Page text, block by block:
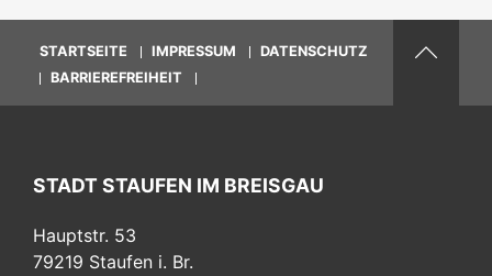
STARTSEITE IMPRESSUM
DATENSCHUTZ
BARRIEREFREIHEIT
STADT STAUFEN IM BREISGAU
Hauptstr. 53
79219 Staufen i. Br.